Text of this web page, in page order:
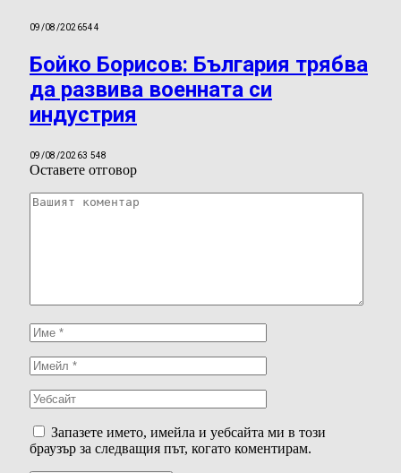
09/08/2026544
Бойко Борисов: България трябва
да развива военната си
индустрия
09/08/20263 548
Оставете отговор
Запазете името, имейла и уебсайта ми в този
браузър за следващия път, когато коментирам.